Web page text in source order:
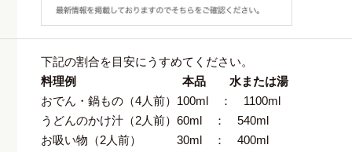
下記の割合を目安にうすめてください。
料理例 本品 水または湯
おでん・鍋もの（4人前）100ml ： 1100ml
うどんのかけ汁（2人前）60ml ： 540ml
お吸い物（2人前） 30ml ： 400ml